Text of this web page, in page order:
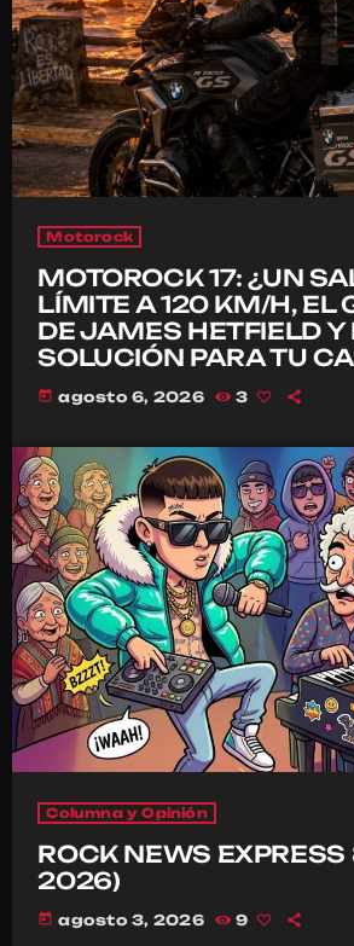
Motorock
MOTOROCK 17: ¿UN
LÍMITE A 120 KM/H, EL
DE JAMES HETFIELD Y
SOLUCIÓN PARA TU
today agosto 6, 2026 3
Columna y Opinión
ROCK NEWS
2026)
today agosto 3, 2026 9